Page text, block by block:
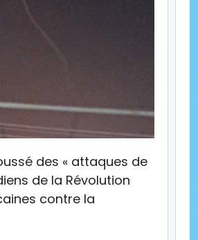
des « attaques de
de la Révolution
contre la